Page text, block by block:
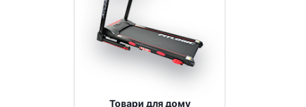
Товари для дому